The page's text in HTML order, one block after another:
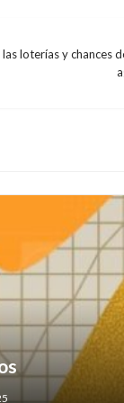
loterías y chances
de la ANI
lo